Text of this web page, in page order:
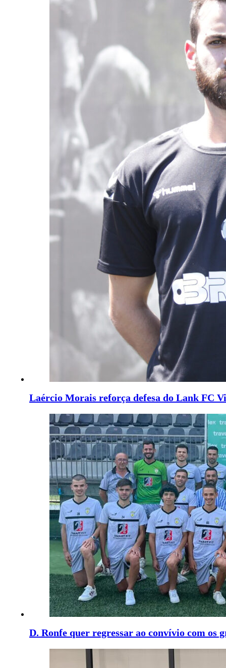
Laércio Morais reforça defesa do Lank FC
D. Ronfe quer regressar ao convívio com os